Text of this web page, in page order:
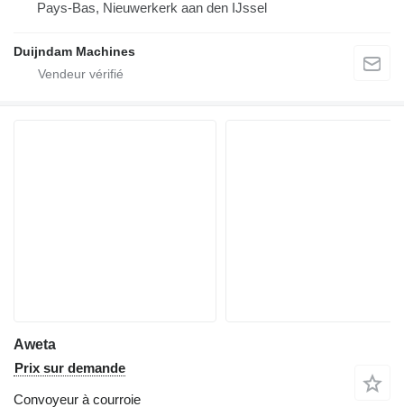
Pays-Bas, Nieuwerkerk aan den IJssel
Duijndam Machines
Aweta
Prix sur demande
Convoyeur à courroie